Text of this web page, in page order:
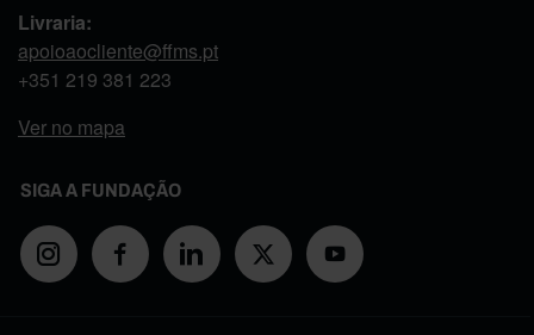
Livraria:
apoioaocliente@ffms.pt
+351 219 381 223
Ver no mapa
SIGA A FUNDAÇÃO